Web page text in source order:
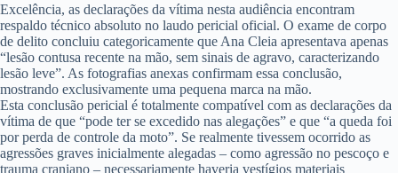
Excelência, as declarações da vítima nesta audiência encontram
respaldo técnico absoluto no laudo pericial oficial. O exame de corpo
de delito concluiu categoricamente que Ana Cleia apresentava apenas
“lesão contusa recente na mão, sem sinais de agravo, caracterizando
lesão leve”. As fotografias anexas confirmam essa conclusão,
mostrando exclusivamente uma pequena marca na mão.
Esta conclusão pericial é totalmente compatível com as declarações da
vítima de que “pode ter se excedido nas alegações” e que “a queda foi
por perda de controle da moto”. Se realmente tivessem ocorrido as
agressões graves inicialmente alegadas – como agressão no pescoço e
trauma craniano – necessariamente haveria vestígios materiais